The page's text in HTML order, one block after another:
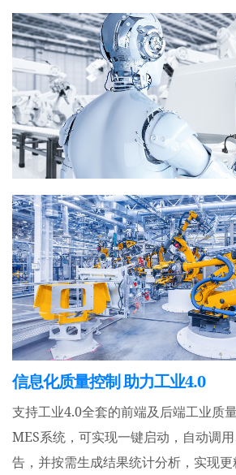
信息化质量控制 助力工业4.0
支持工业4.0全套的前端及后端工业质
MES系统，可实现一键启动，自动调
告，并按需生成结果统计分析，实现